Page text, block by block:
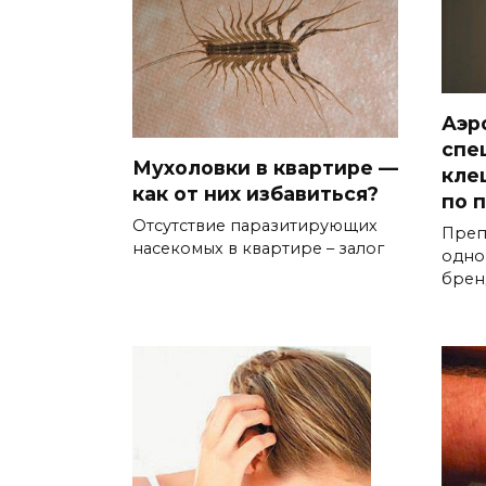
Мухоловки в квартире —
как от них избавиться?
Отсутствие паразитирующих
насекомых в квартире – залог
по